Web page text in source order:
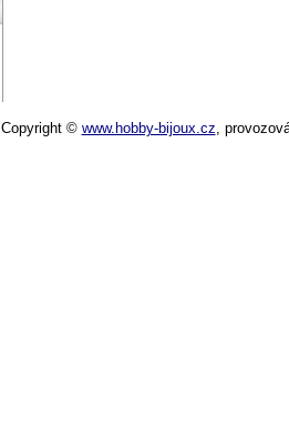
Copyright © www.hobby-bijoux.cz